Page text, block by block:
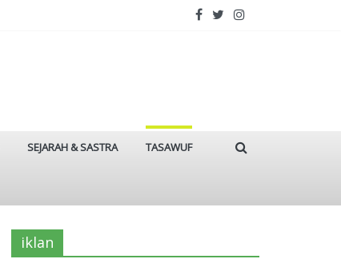
SEJARAH & SASTRA TASAWUF
iklan